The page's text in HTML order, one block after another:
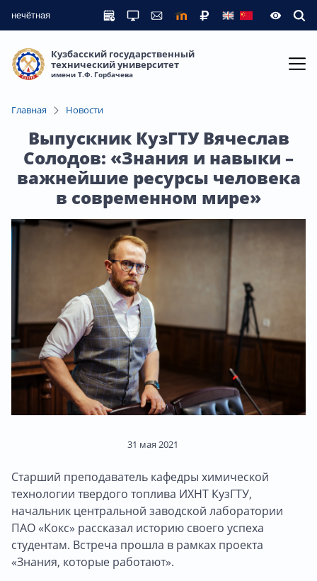
нечётная
Кузбасский государственный
технический университет
имени Т.Ф. Горбачева
Главная Новости
Выпускник КузГТУ Вячеслав
Солодов: «Знания и навыки –
важнейшие ресурсы человека
в современном мире»
31 мая 2021
Старший преподаватель кафедры химической
технологии твердого топлива ИХНТ КузГТУ,
начальник центральной заводской лаборатории
ПАО «Кокс» рассказал историю своего успеха
студентам. Встреча прошла в рамках проекта
«Знания, которые работают».